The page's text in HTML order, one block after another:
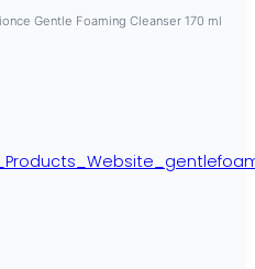
Gentle Foaming Cleanser 170 ml